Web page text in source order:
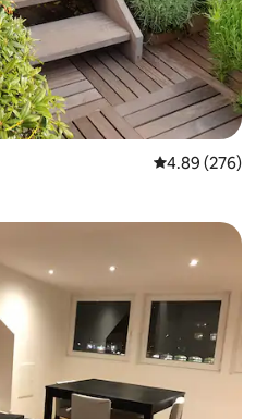
औसत रेटिंग 5 में से
4.89 (276)